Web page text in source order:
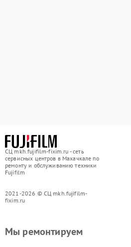
СЦ mkh.fujifilm-fixim.ru - сеть
сервисных центров в Махачкале по
ремонту и обслуживанию техники
Fujifilm
2021-2026 © СЦ mkh.fujifilm-
fixim.ru
Мы ремонтируем